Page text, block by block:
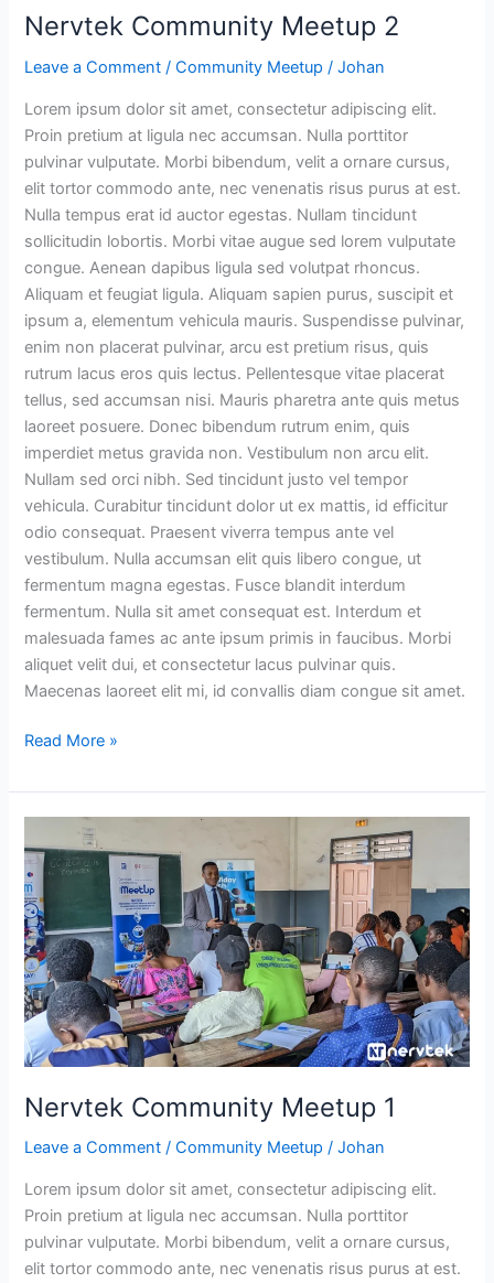
Nervtek Community Meetup 2
Leave a Comment /Community Meetup /Johan
Lorem ipsum dolor sit amet, consectetur adipiscing elit.
Proin pretium at ligula nec accumsan. Nulla porttitor
pulvinar vulputate. Morbi bibendum, velit a ornare cursus,
elit tortor commodo ante, nec venenatis risus purus at est.
Nulla tempus erat id auctor egestas. Nullam tincidunt
sollicitudin lobortis. Morbi vitae augue sed lorem vulputate
congue. Aenean dapibus ligula sed volutpat rhoncus.
Aliquam et feugiat ligula. Aliquam sapien purus, suscipit et
ipsum a, elementum vehicula mauris. Suspendisse pulvinar,
enim non placerat pulvinar, arcu est pretium risus, quis
rutrum lacus eros quis lectus. Pellentesque vitae placerat
tellus, sed accumsan nisi. Mauris pharetra ante quis metus
laoreet posuere. Donec bibendum rutrum enim, quis
imperdiet metus gravida non. Vestibulum non arcu elit.
Nullam sed orci nibh. Sed tincidunt justo vel tempor
vehicula. Curabitur tincidunt dolor ut ex mattis, id efficitur
odio consequat. Praesent viverra tempus ante vel
vestibulum. Nulla accumsan elit quis libero congue, ut
fermentum magna egestas. Fusce blandit interdum
fermentum. Nulla sit amet consequat est. Interdum et
malesuada fames ac ante ipsum primis in faucibus. Morbi
aliquet velit dui, et consectetur lacus pulvinar quis.
Maecenas laoreet elit mi, id convallis diam congue sit amet.
Read More »
Nervtek Community Meetup 1
Leave a Comment /Community Meetup /Johan
Lorem ipsum dolor sit amet, consectetur adipiscing elit.
Proin pretium at ligula nec accumsan. Nulla porttitor
pulvinar vulputate. Morbi bibendum, velit a ornare cursus,
elit tortor commodo ante, nec venenatis risus purus at est.
Community
Meetup
1